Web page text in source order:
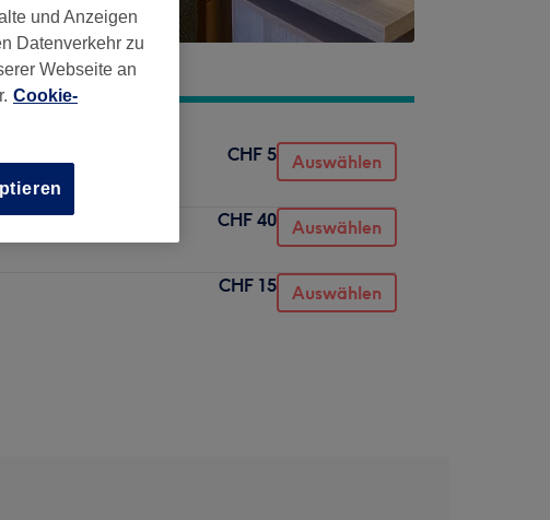
CHF 5 Auswählen
CHF 40 Auswählen
CHF 15 Auswählen
und Anzeigen
Datenverkehr zu
Webseite an
Cookie-